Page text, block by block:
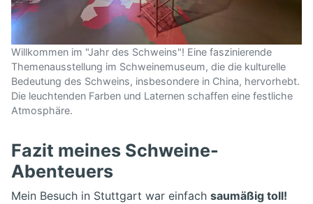
Willkommen im "Jahr des Schweins"! Eine faszinierende
Themenausstellung im Schweinemuseum, die die kulturelle
Bedeutung des Schweins, insbesondere in China, hervorhebt.
Die leuchtenden Farben und Laternen schaffen eine festliche
Atmosphäre.
Fazit meines Schweine-
Abenteuers
Mein Besuch in Stuttgart war einfach saumäßig toll!